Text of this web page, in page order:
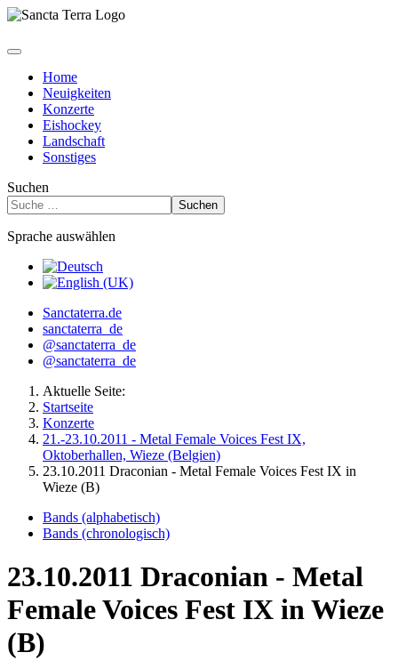
Home
Neuigkeiten
Konzerte
Eishockey
Landschaft
Sonstiges
Suchen
Suchen
Sprache auswählen
Sanctaterra.de
sanctaterra_de
@sanctaterra_de
@sanctaterra_de
Aktuelle Seite:
Startseite
Konzerte
21.-23.10.2011 - Metal Female Voices Fest IX,
Oktoberhallen, Wieze (Belgien)
23.10.2011 Draconian - Metal Female Voices Fest IX in
Wieze (B)
Bands (alphabetisch)
Bands (chronologisch)
23.10.2011 Draconian - Metal
Female Voices Fest IX in Wieze
(B)